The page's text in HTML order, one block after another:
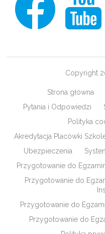
Copyright
Strona główna
Pytania i Odpowiedzi
Polityka
Akredytacja Placówki
Ubezpieczenia
Przygotowanie do
Przygotowanie do
Przygotowanie do
Przygotowanie do